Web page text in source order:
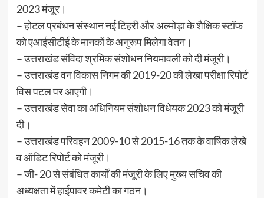
2023 मंजूर।
– होटल प्रबंधन संस्थान नई टिहरी और अल्मोड़ा के शैक्षिक स्टॉफ
को एआईसीटीई के मानकों के अनुरूप मिलेगा वेतन।
– उत्तराखंड संविदा श्रमिक संशोधन नियमावली को दी मंजूरी।
– उत्तराखंड वन विकास निगम की 2019-20 की लेखा परीक्षा रिपोर्ट
विस पटल पर आएगी।
– उत्तराखंड सेवा का अधिनियम संशोधन विधेयक 2023 को मंजूरी
दी।
– उत्तराखंड परिवहन 2009-10 से 2015-16 तक के वार्षिक लेखे
व ऑडिट रिपोर्ट को मंजूरी।
– जी- 20 से संबंधित कार्यों की मंजूरी के लिए मुख्य सचिव की
अध्यक्षता में हाईपावर कमेटी का गठन।